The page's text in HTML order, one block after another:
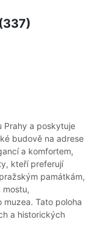
Prahy a poskytuje
budově na adrese
a komfortem,
kteří preferují
památkám,
mostu,
muzea. Tato poloha
a historických